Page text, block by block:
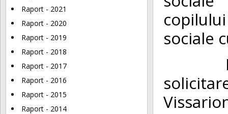
Raport - 2021
Raport - 2020
Raport - 2019
Raport - 2018
Raport - 2017
Raport - 2016
Raport - 2015
Raport - 2014
sociale